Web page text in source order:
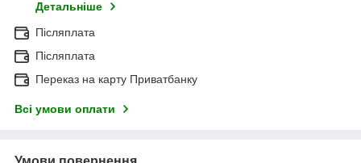
Детальніше
Післяплата
Післяплата
Переказ на карту Приватбанку
Всі умови оплати